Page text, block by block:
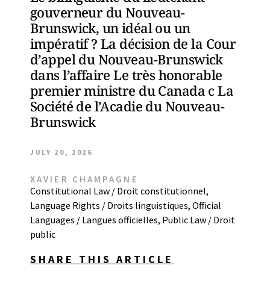
gouverneur du Nouveau-
Brunswick, un idéal ou un
impératif ? La décision de la Cour
d’appel du Nouveau-Brunswick
dans l’affaire Le très honorable
premier ministre du Canada c La
Société de l’Acadie du Nouveau-
Brunswick
JULY 20, 2026
XAVIER CHAMPAGNE
Constitutional Law / Droit constitutionnel,
Language Rights / Droits linguistiques, Official
Languages / Langues officielles, Public Law / Droit
public
SHARE THIS ARTICLE